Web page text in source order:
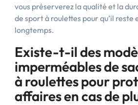
vous préserverez la qualité et la
de sport à roulettes pour qu’il
longtemps.
Existe-t-il des
imperméables de
à roulettes pour
affaires en cas de